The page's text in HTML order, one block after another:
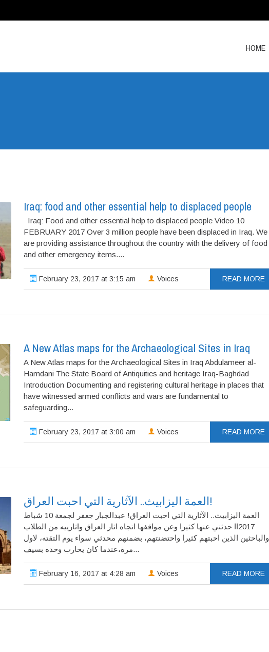
HOME
Iraq: food and other essential help to displaced people
Iraq: Food and other essential help to displaced people Video 10
FEBRUARY 2017 Over 3 million people have been displaced in Iraq. We
are providing assistance throughout the country with the delivery of food
and other emergency items....
February 23, 2017 at 3:15 am Voices READ MORE
A New Atlas maps for the Archaeological Sites in Iraq
A New Atlas maps for the Archaeological Sites in Iraq Abdulameer al-
Hamdani The State Board of Antiquities and heritage Iraq-Baghdad
Introduction Documenting and registering cultural heritage in places that
have witnessed armed conflicts and wars are fundamental to
safeguarding...
February 23, 2017 at 3:00 am Voices READ MORE
العمة اليزابيث.. الآثارية التي احبت العراق!
العمة اليزابيث.. الآثارية التي احبت العراق! عبدالجبار جعفر لجمعة 10 شباط
2017اا حدثني عنها كثيرا وعن مواقفها اتجاه اثار العراق واثارييه من الطلاب
والباحثين الذين احبتهم كثيرا واحتضنتهم، بضمنهم محدثي سواء يوم التقته، لاول
مرة،عندما كان يحارب وحده بسيف...
February 16, 2017 at 4:28 am Voices READ MORE